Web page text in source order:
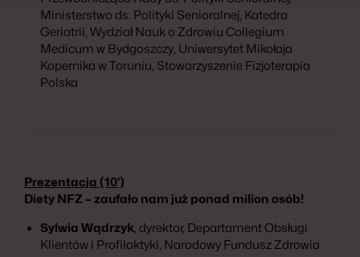
Ministerstwo ds. Polityki Senioralnej, Katedra
Geriatrii, Wydział Nauk o Zdrowiu Collegium
Medicum w Bydgoszczy, Uniwersytet Mikołaja
Kopernika w Toruniu, Stowarzyszenie Fizjoterapia
Polska
Prezentacja (10‘)
Diety NFZ – zaufało nam już ponad milion osób!
Sylwia Wądrzyk, dyrektor, Departament Obsługi
Klientów i Profilaktyki, Narodowy Fundusz Zdrowia